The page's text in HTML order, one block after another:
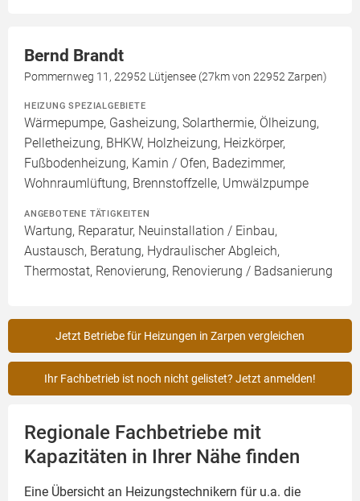
Bernd Brandt
Pommernweg 11, 22952 Lütjensee (27km von 22952 Zarpen)
HEIZUNG SPEZIALGEBIETE
Wärmepumpe, Gasheizung, Solarthermie, Ölheizung,
Pelletheizung, BHKW, Holzheizung, Heizkörper,
Fußbodenheizung, Kamin / Ofen, Badezimmer,
Wohnraumlüftung, Brennstoffzelle, Umwälzpumpe
ANGEBOTENE TÄTIGKEITEN
Wartung, Reparatur, Neuinstallation / Einbau,
Austausch, Beratung, Hydraulischer Abgleich,
Thermostat, Renovierung, Renovierung / Badsanierung
Jetzt Betriebe für Heizungen in Zarpen vergleichen
Ihr Fachbetrieb ist noch nicht gelistet? Jetzt anmelden!
Regionale Fachbetriebe mit
Kapazitäten in Ihrer Nähe finden
Eine Übersicht an Heizungstechnikern für u.a. die